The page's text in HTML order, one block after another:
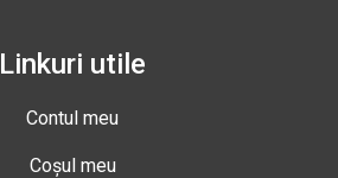
Linkuri utile
Contul meu
Coșul meu